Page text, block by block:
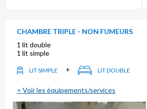
CHAMBRE TRIPLE - NON FUMEURS
1 lit double
1 lit simple
LIT SIMPLE + LIT DOUBLE
> Voir les équipements/services